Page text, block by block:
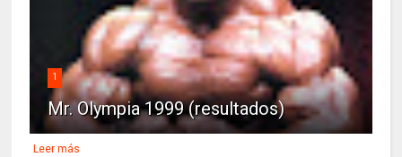
1
Mr. Olympia 1999 (resultados)
Leer más